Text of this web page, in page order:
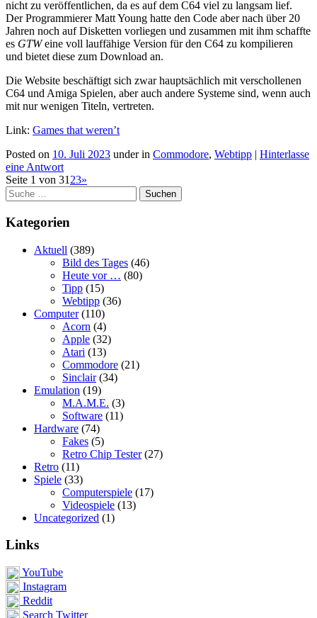
nicht zu veröffentlichen, da es auf dem C64 viel zu langsam lief.
Der Programmierer Matt Young hatte den Code aber nach über 20
Jahren noch auf Disketten vorliegen und zusammen mit ihm schaffte
es GTWeine voll lauffähige Version für den C64 zu kompilieren
und bietet diese zum Download an.
Die Website beschäftigt sich zwar hauptsächlich mit verschollenen
C64 und Amiga Spielen, aber auch andere Systeme sind, wenn auch
mit nur wenigen Titeln, vertreten.
Link: Games that weren’t
Posted on 10. Juli 2023 under in Commodore, Webtipp | Hinterlasse
eine Antwort
Beitragsnavigation
Seite 1 von 31 23»
Suchen
Kategorien
Aktuell (389)
Bild des Tages (46)
Heute vor … (80)
Tipp (15)
Webtipp (36)
Computer(110)
Acorn (4)
Apple (32)
Atari (13)
Commodore (21)
Sinclair(34)
Emulation (19)
M.A.M.E. (3)
Software (11)
Hardware (74)
Fakes (5)
Retro Chip Tester(27)
Retro (11)
Spiele (33)
Computerspiele (17)
Videospiele (13)
Uncategorized (1)
Links
YouTube
Instagram
Reddit
Search Twitter